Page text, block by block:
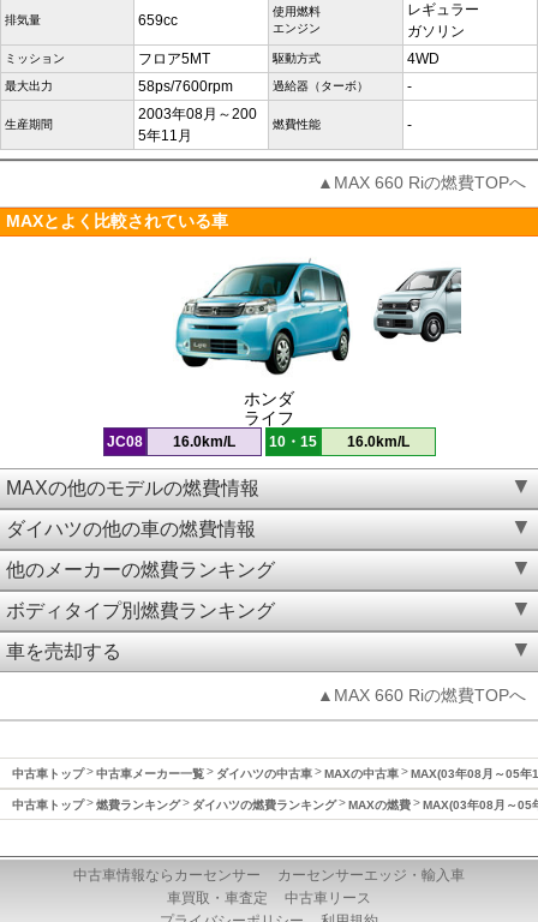
排気量 659cc
使用燃料
エンジン
レギュラー
ガソリン
ミッション フロア5MT 駆動方式 4WD
最大出力 58ps/7600rpm 過給器（ターボ） -
生産期間
2003年08月～200
5年11月
燃費性能 -
▲MAX 660 Riの燃費TOPへ
MAXとよく比較されている車
ホンダ
ライフ
JC08 16.0km/L 10・15 16.0km/L
MAXの他のモデルの燃費情報
ダイハツの他の車の燃費情報
他のメーカーの燃費ランキング
ボディタイプ別燃費ランキング
車を売却する
▲MAX 660 Riの燃費TOPへ
中古車トップ 中古車メーカー一覧 ダイハツの中古車 MAXの中古車 MAX(03年08月～05年
中古車トップ 燃費ランキング ダイハツの燃費ランキング MAXの燃費 MAX(03年08月～05
中古車情報ならカーセンサー
カーセンサーエッジ・輸入車
車買取・車査定
中古車リース